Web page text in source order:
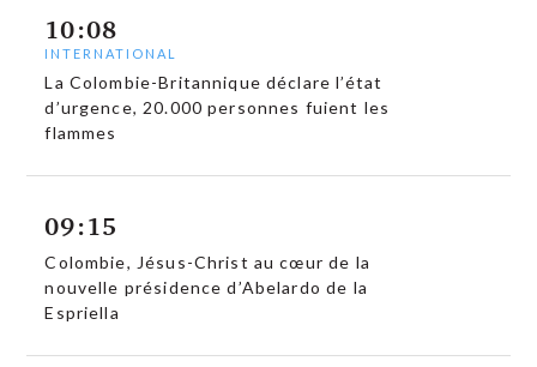
10:08
INTERNATIONAL
La Colombie-Britannique déclare l’état
d’urgence, 20.000 personnes fuient les
flammes
09:15
Colombie, Jésus-Christ au cœur de la
nouvelle présidence d’Abelardo de la
Espriella